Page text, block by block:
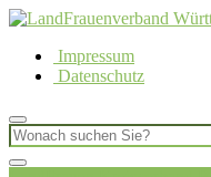
Impressum
Datenschutz